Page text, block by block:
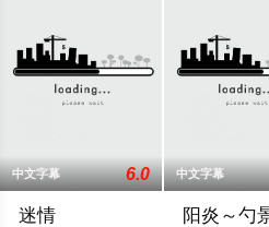
中文字幕 6.0
迷情
中文字幕
阳炎～勺